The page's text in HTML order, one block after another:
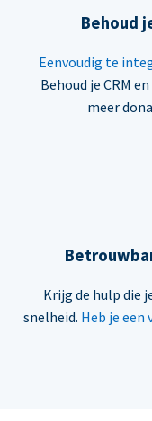
Behoud
Eenvoudig te
Behoud je CRM
meer
Krijg de hulp die
snelheid. Heb je een